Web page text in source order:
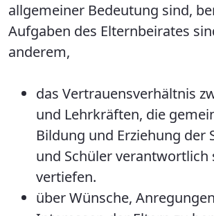
allgemeiner Bedeutung sind,
Aufgaben des Elternbeirates
anderem,
das Vertrauensverhältnis
und Lehrkräften, die
Bildung und Erziehung der
und Schüler verantwortlich
vertiefen.
über Wünsche,